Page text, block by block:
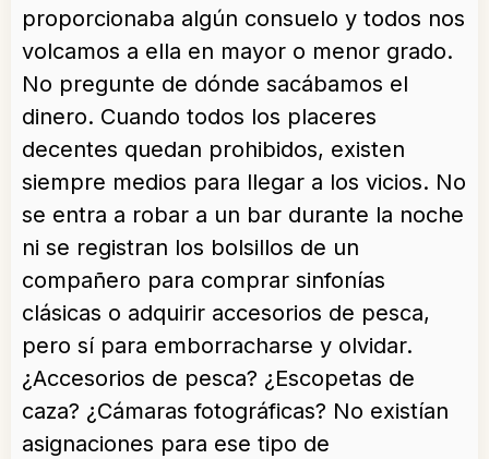
proporcionaba algún consuelo y todos nos
volcamos a ella en mayor o menor grado.
No pregunte de dónde sacábamos el
dinero. Cuando todos los placeres
decentes quedan prohibidos, existen
siempre medios para llegar a los vicios. No
se entra a robar a un bar durante la noche
ni se registran los bolsillos de un
compañero para comprar sinfonías
clásicas o adquirir accesorios de pesca,
pero sí para emborracharse y olvidar.
¿Accesorios de pesca? ¿Escopetas de
caza? ¿Cámaras fotográficas? No existían
asignaciones para ese tipo de